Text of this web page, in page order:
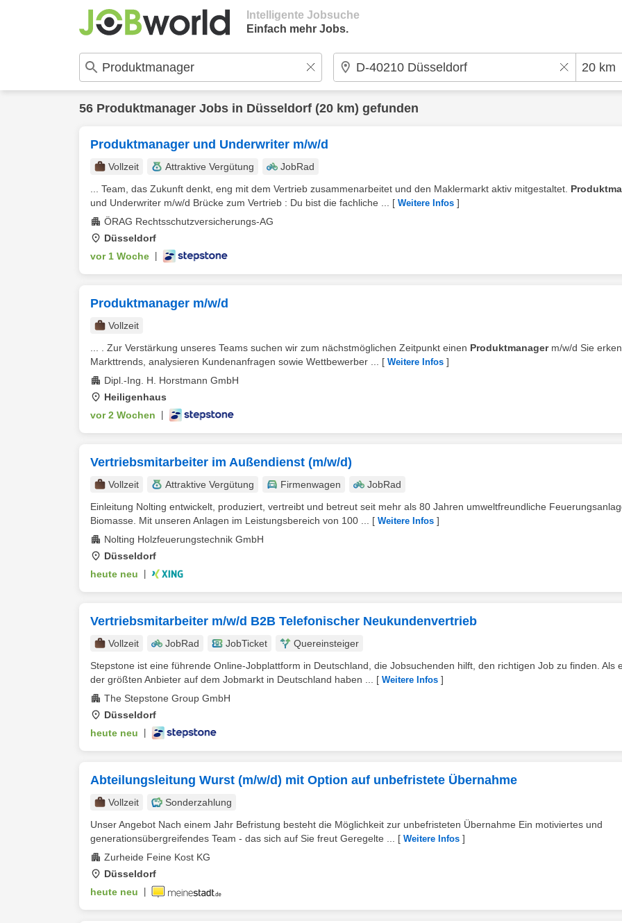
Intelligente Jobsuche
Einfach mehr Jobs.
56 Produktmanager Jobs in Düsseldorf (20 km) gefunden
Produktmanager und Underwriter m/w/d
Vollzeit Attraktive Vergütung
JobRad
... Team, das Zukunft denkt, eng mit dem Vertrieb zusammenarbeitet und den Maklermarkt aktiv mitgestaltet.
und Underwriter m/w/d Brücke zum Vertrieb : Du bist die fachliche ...
[ Weitere Infos ]
ÖRAG Rechtsschutzversicherungs-AG
Düsseldorf
vor 1 Woche
Produktmanager m/w/d
Vollzeit
... . Zur Verstärkung unseres Teams suchen wir zum nächstmöglichen Zeitpunkt einen Produktmanagerm/w/d Sie
Markttrends, analysieren Kundenanfragen sowie Wettbewerber ...
[ Weitere Infos ]
Dipl.-Ing. H. Horstmann GmbH
Heiligenhaus
vor 2 Wochen
Vertriebsmitarbeiter im Außendienst (m/w/d)
Vollzeit Attraktive Vergütung Firmenwagen
JobRad
Einleitung Nolting entwickelt, produziert, vertreibt und betreut seit mehr als 80 Jahren umweltfreundliche
Biomasse. Mit unseren Anlagen im Leistungsbereich von 100 ...
[ Weitere Infos ]
Nolting Holzfeuerungstechnik GmbH
Düsseldorf
heute neu
Vertriebsmitarbeiter m/w/d B2B Telefonischer Neukundenvertrieb
Vollzeit JobRad JobTicket
Quereinsteiger
Stepstone ist eine führende Online-Jobplattform in Deutschland, die Jobsuchenden hilft, den richtigen Job zu finden. Als
der größten Anbieter auf dem Jobmarkt in Deutschland haben ...
[ Weitere Infos ]
The Stepstone Group GmbH
Düsseldorf
heute neu
Abteilungsleitung Wurst (m/w/d) mit Option auf unbefristete Übernahme
Vollzeit
Sonderzahlung
Unser Angebot Nach einem Jahr Befristung besteht die Möglichkeit zur unbefristeten Übernahme Ein motiviertes und
generationsübergreifendes Team - das sich auf Sie freut Geregelte ...
[ Weitere Infos ]
Zurheide Feine Kost KG
Düsseldorf
heute neu